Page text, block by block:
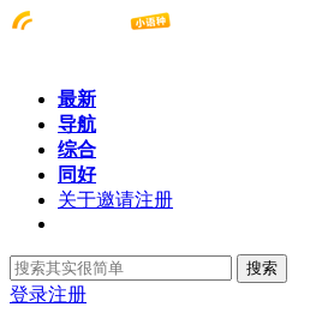
最新
导航
综合
同好
关于邀请注册
搜索
登录注册